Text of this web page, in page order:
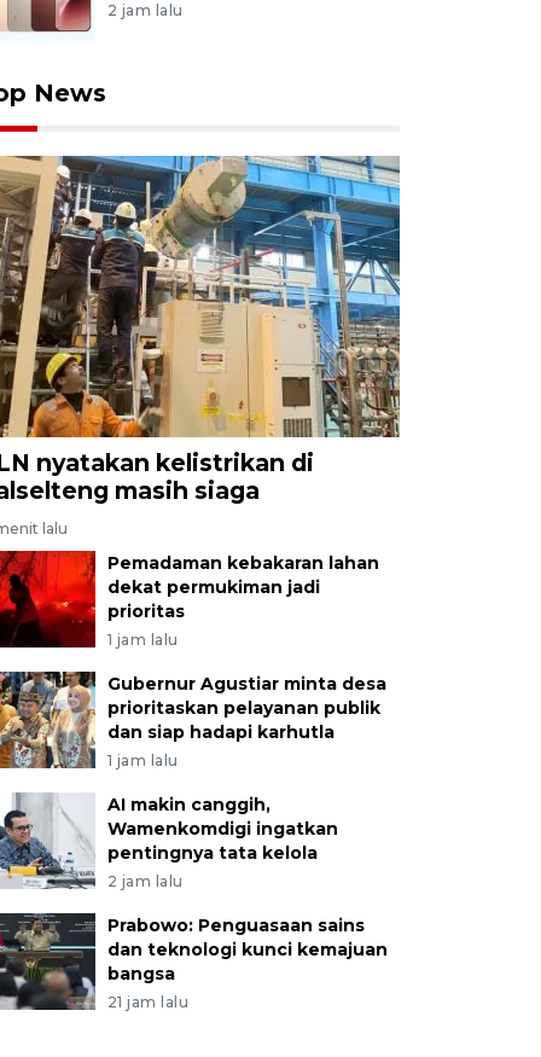
2 jam lalu
News
nyatakan kelistrikan di
masih siaga
lalu
Pemadaman kebakaran lahan
dekat permukiman jadi
prioritas
1 jam lalu
Gubernur Agustiar minta desa
prioritaskan pelayanan publik
dan siap hadapi karhutla
1 jam lalu
AI makin canggih,
Wamenkomdigi ingatkan
pentingnya tata kelola
2 jam lalu
Prabowo: Penguasaan sains
dan teknologi kunci kemajuan
bangsa
21 jam lalu